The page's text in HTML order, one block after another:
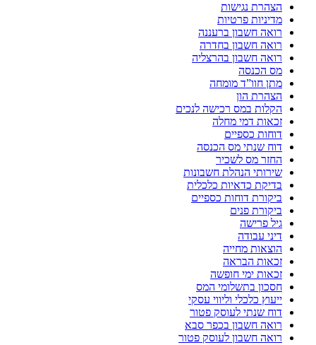
הצהרת נגישות
מדיניות פרטיות
רואה חשבון ברעננה
רואה חשבון בחדרה
רואה חשבון בהרצליה
מס הכנסה
מתן חוו”ד מומחה
הצהרת הון
הקלות במס רכישה לנכים
זכאות דמי מחלה
דוחות כספיים
דוח שנתי מס הכנסה
החזר מס לשכיר
שירותי הנהלת חשבונות
בדיקת כדאיות כלכלית
ביקורת דוחות כספיים
ביקורת פנים
גיל פרישה
דיני עבודה
הוצאות מחייה
זכאות הבראה
זכאות ימי חופשה
חסכון בתשלומי המס
ייעוץ כלכלי וליווי עסקי
דוח שנתי לעוסק פטור
רואה חשבון בכפר סבא
רואה חשבון לעוסק פטור